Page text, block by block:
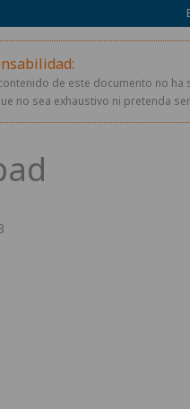
de este documento no
no sea exhaustivo ni pretenda